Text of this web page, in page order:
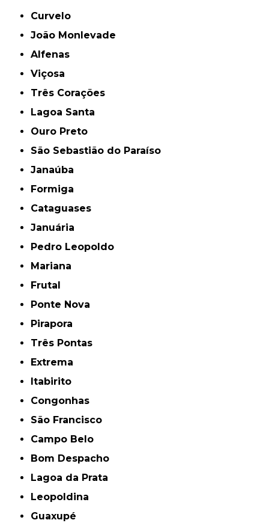
Curvelo
João Monlevade
Alfenas
Viçosa
Três Corações
Lagoa Santa
Ouro Preto
São Sebastião do Paraíso
Janaúba
Formiga
Cataguases
Januária
Pedro Leopoldo
Mariana
Frutal
Ponte Nova
Pirapora
Três Pontas
Extrema
Itabirito
Congonhas
São Francisco
Campo Belo
Bom Despacho
Lagoa da Prata
Leopoldina
Guaxupé